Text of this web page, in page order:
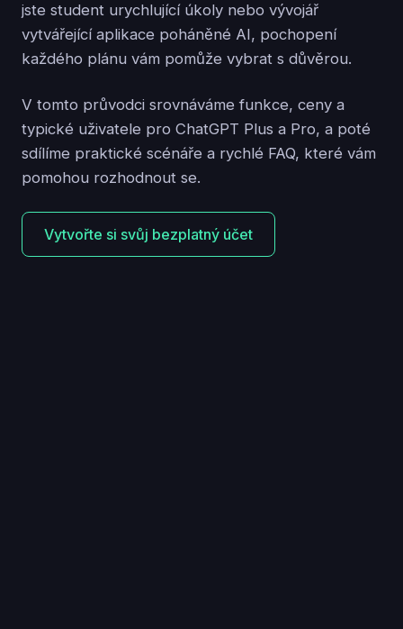
jste student urychlující úkoly nebo vývojář
vytvářející aplikace poháněné AI, pochopení
každého plánu vám pomůže vybrat s důvěrou.
V tomto průvodci srovnáváme funkce, ceny a
typické uživatele pro ChatGPT Plus a Pro, a poté
sdílíme praktické scénáře a rychlé FAQ, které vám
pomohou rozhodnout se.
Vytvořte si svůj bezplatný účet